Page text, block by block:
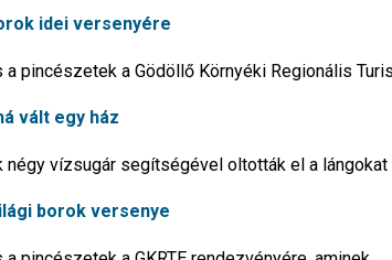
idei versenyére
pincészetek a Gödöllő Környéki Regionális
vált egy ház
vízsugár segítségével oltották el a
borok versenye